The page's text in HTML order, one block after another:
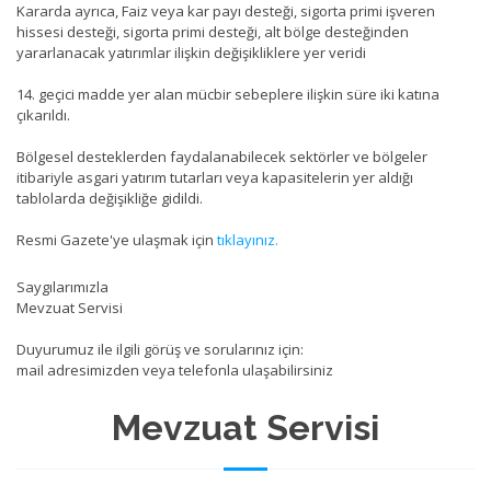
Mevzuat Servisi
Kararda ayrıca, Faiz veya kar payı desteği, sigorta primi işveren
hissesi desteği, sigorta primi desteği, alt bölge desteğinden
yararlanacak yatırımlar ilişkin değişikliklere yer veridi
14. geçici madde yer alan mücbir sebeplere ilişkin süre iki katına
çıkarıldı.
Bölgesel desteklerden faydalanabilecek sektörler ve bölgeler
itibariyle asgari yatırım tutarları veya kapasitelerin yer aldığı
tablolarda değişikliğe gidildi.
Resmi Gazete'ye ulaşmak için tıklayınız.
Saygılarımızla
Mevzuat Servisi
Duyurumuz ile ilgili görüş ve sorularınız için:
mail adresimizden veya telefonla ulaşabilirsiniz